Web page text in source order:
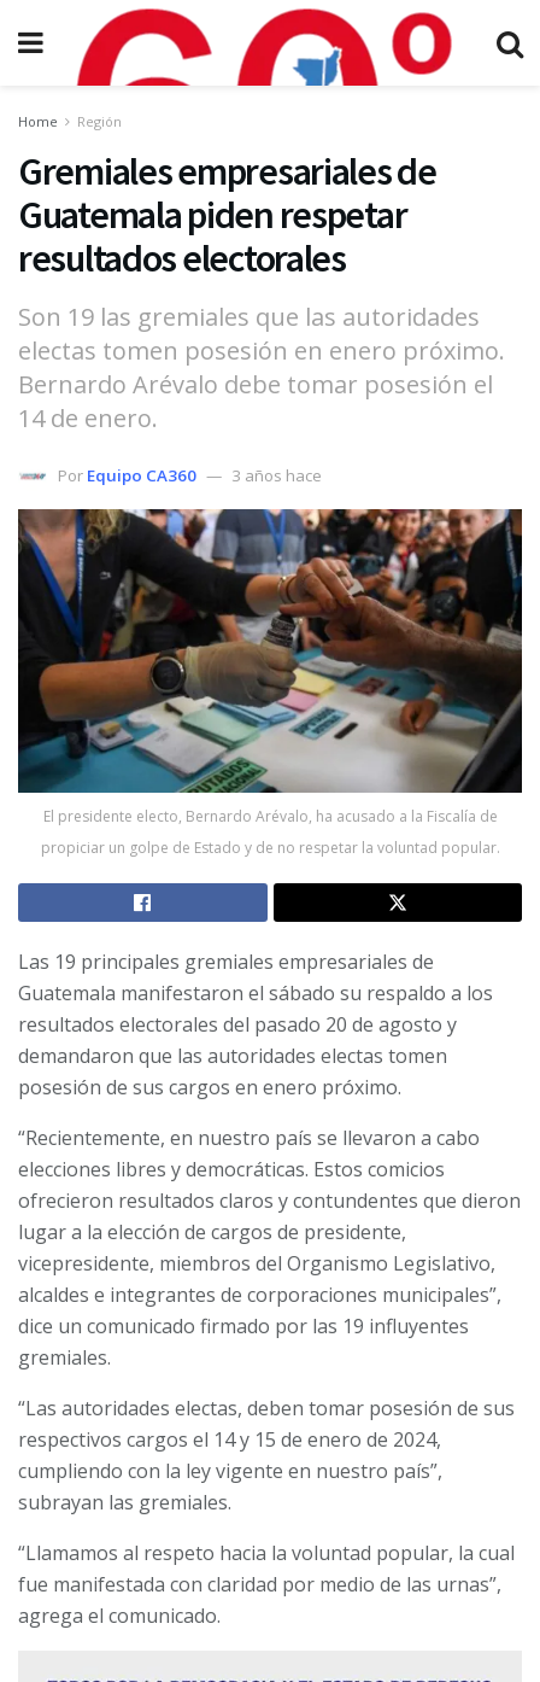
Home Región
Gremiales empresariales de
Guatemala piden respetar
resultados electorales
Son 19 las gremiales que las autoridades
electas tomen posesión en enero próximo.
Bernardo Arévalo debe tomar posesión el
14 de enero.
Por Equipo CA360 3 años hace
El presidente electo, Bernardo Arévalo, ha acusado a la Fiscalía de
propiciar un golpe de Estado y de no respetar la voluntad popular.
Las 19 principales gremiales empresariales de
Guatemala manifestaron el sábado su respaldo a los
resultados electorales del pasado 20 de agosto y
demandaron que las autoridades electas tomen
posesión de sus cargos en enero próximo.
“Recientemente, en nuestro país se llevaron a cabo
elecciones libres y democráticas. Estos comicios
ofrecieron resultados claros y contundentes que dieron
lugar a la elección de cargos de presidente,
vicepresidente, miembros del Organismo Legislativo,
alcaldes e integrantes de corporaciones municipales”,
dice un comunicado firmado por las 19 influyentes
gremiales.
“Las autoridades electas, deben tomar posesión de sus
respectivos cargos el 14 y 15 de enero de 2024,
cumpliendo con la ley vigente en nuestro país”,
subrayan las gremiales.
“Llamamos al respeto hacia la voluntad popular, la cual
fue manifestada con claridad por medio de las urnas”,
agrega el comunicado.